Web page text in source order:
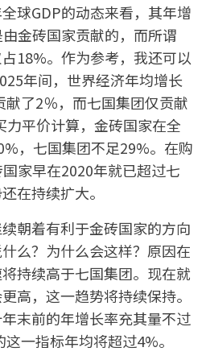
球GDP的动态来看，其年增
金砖国家贡献的，而所谓
18%。作为参考，我还可以
年间，世界经济年均增长
了2％，而七国集团仅贡献
力平价计算，金砖国家在全
，七国集团不足29%。在购
家早在2020年就已超过七
在持续扩大。
朝着有利于金砖国家的方向
么？为什么会这样？原因在
持续高于七国集团。现在就
高，这一趋势将持续保持。
末前的年增长率充其量不过
一指标年均将超过4%。